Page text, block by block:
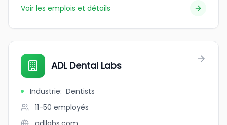
Voir les emplois et détails
ADL Dental Labs
Industrie: Dentists
11-50 employés